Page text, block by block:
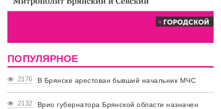
ПОПУЛЯРНОЕ
2176 В Брянске арестован бывший начальник МЧС
2132
Врио губернатора Брянской области назначен